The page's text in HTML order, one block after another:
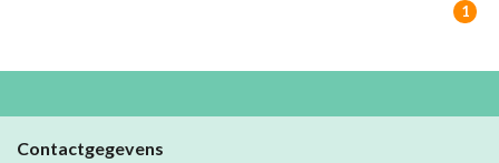
1
Contactgegevens